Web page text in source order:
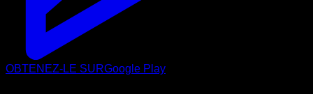
OBTENEZ-LE SURGoogle Play